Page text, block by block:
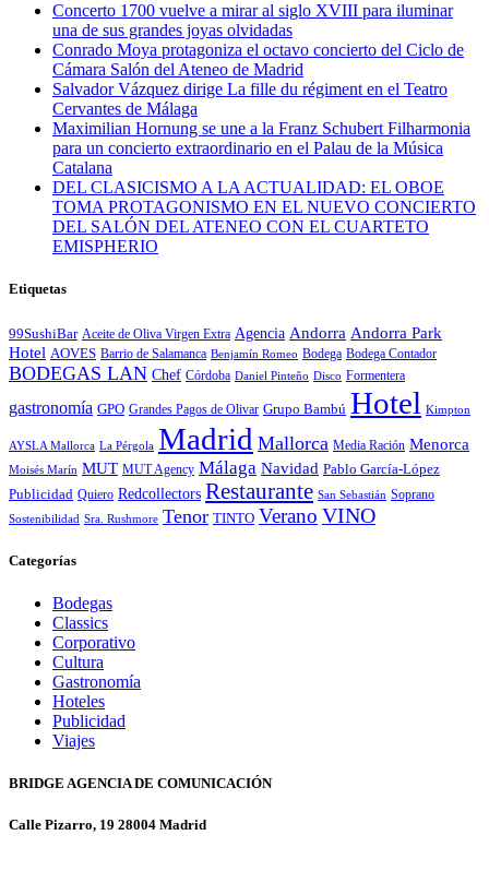
Concerto 1700 vuelve a mirar al siglo XVIII para iluminar
una de sus grandes joyas olvidadas
Conrado Moya protagoniza el octavo concierto del Ciclo de
Cámara Salón del Ateneo de Madrid
Salvador Vázquez dirige La fille du régiment en el Teatro
Cervantes de Málaga
Maximilian Hornung se une a la Franz Schubert Filharmonia
para un concierto extraordinario en el Palau de la Música
Catalana
DEL CLASICISMO A LA ACTUALIDAD: EL OBOE
TOMA PROTAGONISMO EN EL NUEVO CONCIERTO
DEL SALÓN DEL ATENEO CON EL CUARTETO
EMISPHERIO
Etiquetas
99SushiBar Aceite de Oliva Virgen Extra Agencia Andorra Andorra Park
Hotel AOVES Barrio de Salamanca Benjamín Romeo Bodega Bodega Contador
BODEGAS LAN Chef Córdoba Daniel Pinteño Disco Formentera
gastronomía GPO Grandes Pagos de Olivar Grupo Bambú Hotel Kimpton
AYSLA Mallorca La Pérgola Madrid Mallorca Media Ración Menorca
Moisés Marín MUT MUT Agency Málaga Navidad Pablo García-López
Publicidad Quiero Redcollectors Restaurante San Sebastián Soprano
Sostenibilidad Sra. Rushmore Tenor TINTO Verano VINO
Categorías
Bodegas
Classics
Corporativo
Cultura
Gastronomía
Hoteles
Publicidad
Viajes
BRIDGE AGENCIA DE COMUNICACIÓN
Calle Pizarro, 19 28004 Madrid